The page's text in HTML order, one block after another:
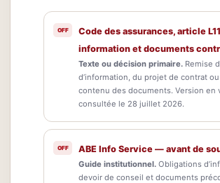
Code des assurances, article
information et documents
Texte ou décision primaire. Remise
d’information, du projet de contrat
contenu des documents. Version en
consultée le 28 juillet 2026.
ABE Info Service — avant de
Guide institutionnel. Obligations
devoir de conseil et documents